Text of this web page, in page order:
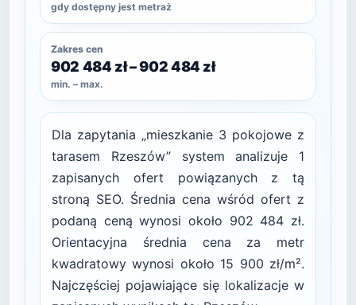
gdy dostępny jest metraż
Zakres cen
902 484 zł – 902 484 zł
min. – max.
Dla zapytania „mieszkanie 3 pokojowe z
tarasem Rzeszów” system analizuje 1
zapisanych ofert powiązanych z tą
stroną SEO. Średnia cena wśród ofert z
podaną ceną wynosi około 902 484 zł.
Orientacyjna średnia cena za metr
kwadratowy wynosi około 15 900 zł/m².
Najczęściej pojawiające się lokalizacje w